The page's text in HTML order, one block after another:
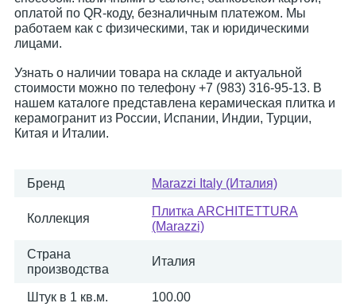
оплатой по QR-коду, безналичным платежом. Мы
работаем как с физическими, так и юридическими
лицами.
Узнать о наличии товара на складе и актуальной
стоимости можно по телефону +7 (983) 316-95-13. В
нашем каталоге представлена керамическая плитка и
керамогранит из России, Испании, Индии, Турции,
Китая и Италии.
Бренд Marazzi Italy (Италия)
Коллекция
Плитка ARCHITETTURA
(Marazzi)
Страна
производства
Италия
Штук в 1 кв.м. 100.00